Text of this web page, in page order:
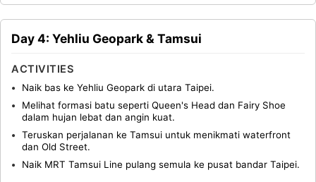
Day 4: Yehliu Geopark & Tamsui
ACTIVITIES
Naik bas ke Yehliu Geopark di utara Taipei.
Melihat formasi batu seperti Queen's Head dan Fairy Shoe
dalam hujan lebat dan angin kuat.
Teruskan perjalanan ke Tamsui untuk menikmati waterfront
dan Old Street.
Naik MRT Tamsui Line pulang semula ke pusat bandar Taipei.